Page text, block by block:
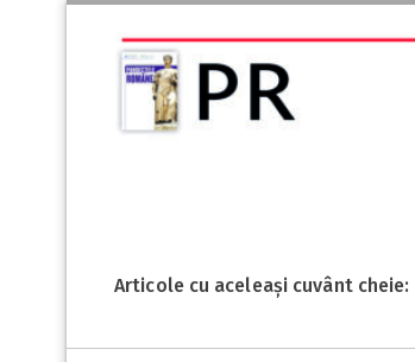
Articole cu aceleași cuvânt cheie: